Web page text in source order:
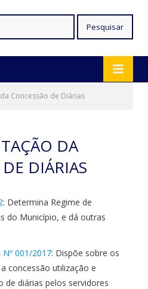
Concessão de Diárias
DA
DIÁRIAS
: Determina Regime de
do Município, e dá outras
001/2017: Dispõe sobre os
concessão utilização e
de diárias pelos servidores